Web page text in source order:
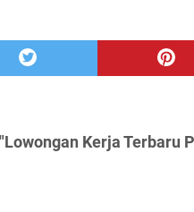
Kerja Terbaru